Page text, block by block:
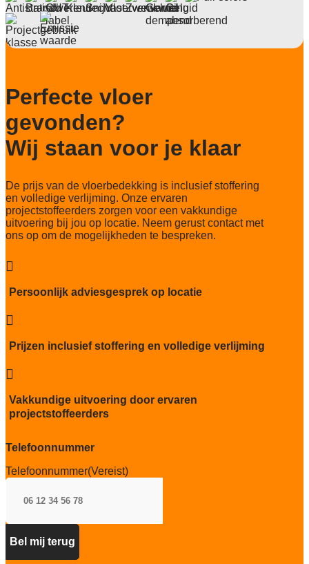
ja, , 2kv
Deling
1/10"
231280 noppen/m2
4000 gr/m2
Lichtechtheid NF EN ISO 105-B02
5-6/8
Slijtvastheid NF EN 1307
klasse 33 LC 1+ Rolstoel A
Thermische weerstand
0,15 m²C° / W
Brandwerend
A7BE310F
Project gebruik
Perfecte vloer
gevonden?
Wij staan voor je klaar
De prijs van de vloerbedekking is inclusief stoffering
en volledige verlijming. Onze ervaren
projectstoffeerders zorgen voor een vakkundige
uitvoering bij jou op locatie. Neem gerust contact met
ons op om de mogelijkheden te bespreken.

Persoonlijk adviesgesprek op locatie

Prijzen inclusief stoffering en volledige verlijming

Vakkundige uitvoering door ervaren
projectstoffeerders
Telefoonnummer
Telefoonnummer(Vereist)